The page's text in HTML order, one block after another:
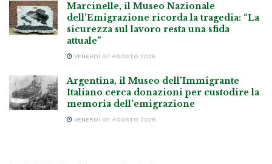
Marcinelle, il Museo Nazionale
dell’Emigrazione ricorda la tragedia: “La
sicurezza sul lavoro resta una sfida
attuale”
VENERDÌ 07 AGOSTO 2026
Argentina, il Museo dell’Immigrante
Italiano cerca donazioni per custodire la
memoria dell’emigrazione
VENERDÌ 07 AGOSTO 2026